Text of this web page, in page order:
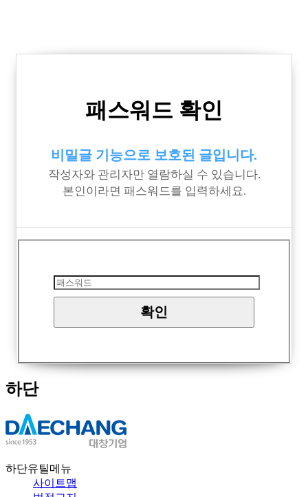
패스워드 확인
비밀글 기능으로 보호된 글입니다.
작성자와 관리자만 열람하실 수 있습니다.
본인이라면 패스워드를 입력하세요.
하단
하단유틸메뉴
사이트맵